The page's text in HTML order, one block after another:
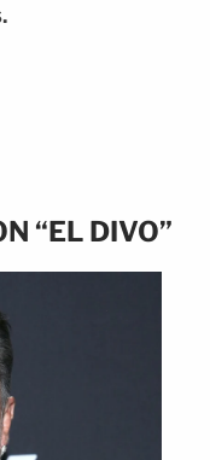
“EL DIVO”